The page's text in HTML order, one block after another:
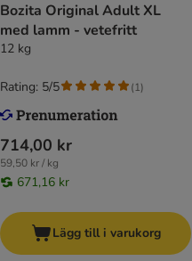
Bozita Original Adult XL
med lamm - vetefritt
12 kg
714,00 kr
59,50 kr / kg
671,16 kr
Rating: 5/5 (1)
Lägg till i varukorg